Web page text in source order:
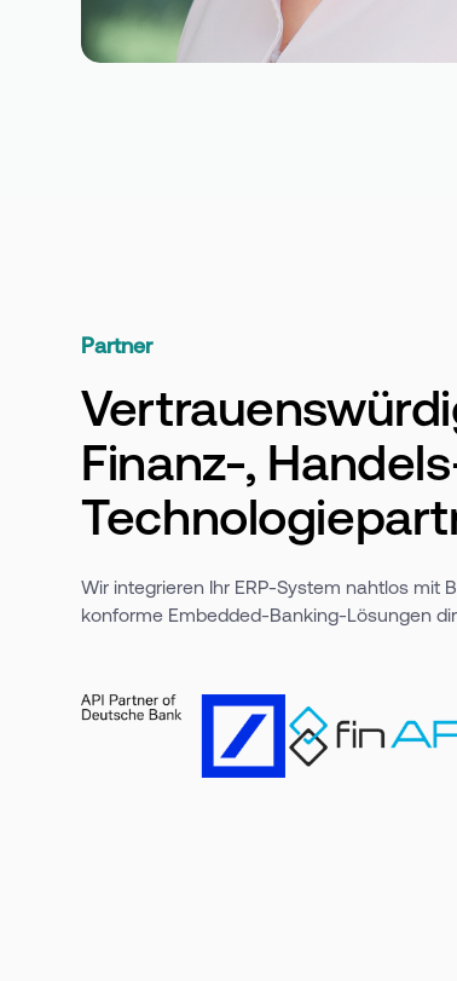
Partner
Finanz-,
Wir integrieren Ihr ERP-System nahtlos
konforme Embedded-Banking-Lösungen